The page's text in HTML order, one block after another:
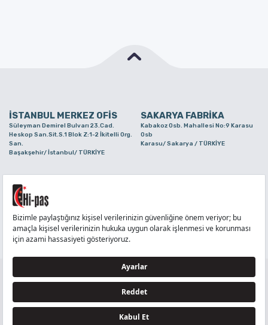
İSTANBUL MERKEZ OFİS SAKARYA FABRİKA
Süleyman Demirel Bulvarı 23.Cad.
Heskop San.Sit.S.1 Blok Z:1-2 İkitelli Org.
San.
Başakşehir/ İstanbul/ TÜRKİYE
Kabakoz Osb. Mahallesi No:9 Karasu
Osb
Karasu/ Sakarya / TÜRKİYE
Alaaddinbey Mah. Ayfatma Cad. No.11 A/C
Sam.3 Plaza B Blok Nilüfer/ Bursa/
TÜRKİYE
TELEFON
TÜM HAKLARI Hİ-PAŞ PLASTİK EŞYA TİC. VE SAN. LTD. ŞTİ..’E AİTTİR
Tedarikçi ve İş Ortakları Aydınlatma Metni - Ziyaretçi Aydınlatma Metni - Veri Sahibi Başvuru